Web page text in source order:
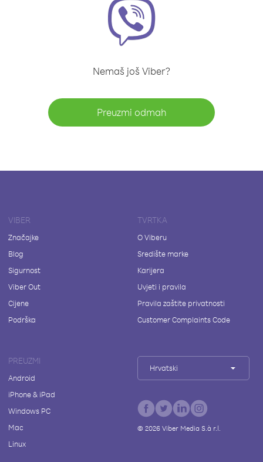
Nemaš još Viber?
Preuzmi odmah
VIBER
Značajke
Blog
Sigurnost
Viber Out
Cijene
Podrška
TVRTKA
O Viberu
Središte marke
Karijera
Uvjeti i pravila
Pravila zaštite privatnosti
Customer Complaints Code
PREUZMI
Android
iPhone & iPad
Windows PC
Mac
Linux
Hrvatski
© 2026Viber Media S.à r.l.